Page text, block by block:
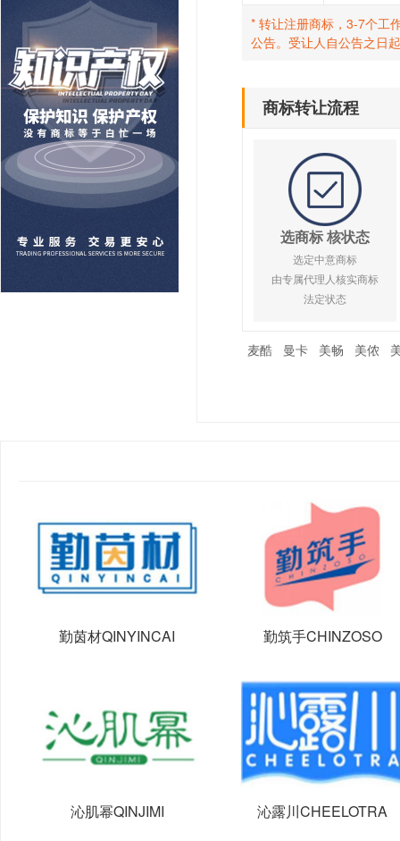
* 转让注册商标，3-7个工
公告。受让人自公告之日
商标转让流程
选商标 核状态
选定中意商标
由专属代理人核实商标
法定状态
麦酷 曼卡 美畅 美侬
勤茵材QINYINCAI 勤筑手CHINZOSO
沁肌幂QINJIMI 沁露川CHEELOTRA